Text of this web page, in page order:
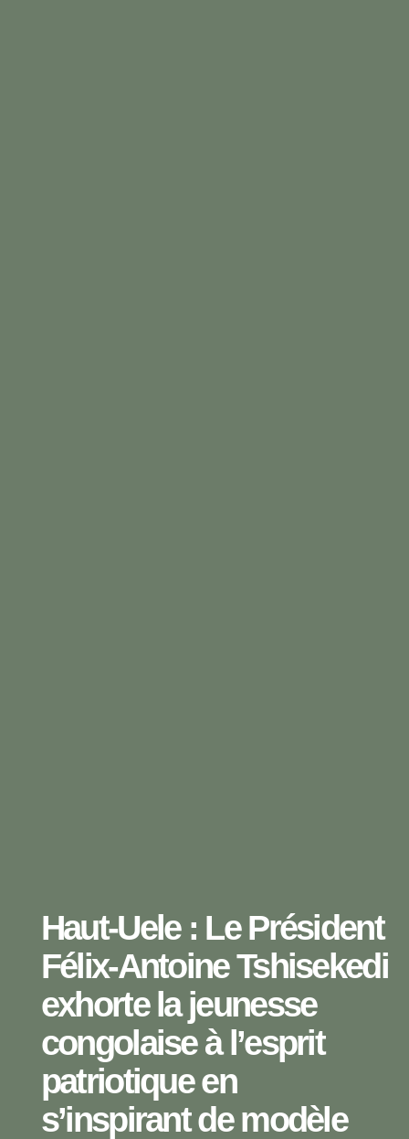
Haut-Uele : Le Président
Félix-Antoine Tshisekedi
exhorte la jeunesse
congolaise à l’esprit
patriotique en
s’inspirant de modèle